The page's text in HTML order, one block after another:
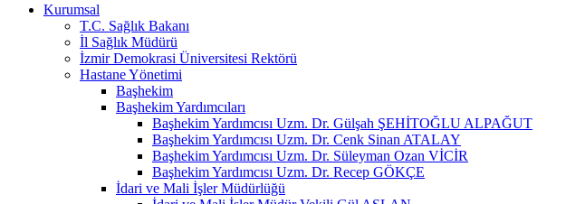
Kurumsal
T.C. Sağlık Bakanı
İl Sağlık Müdürü
İzmir Demokrasi Üniversitesi Rektörü
Hastane Yönetimi
Başhekim
Başhekim Yardımcıları
Başhekim Yardımcısı Uzm. Dr. Gülşah ŞEHİTOĞLU ALPAĞUT
Başhekim Yardımcısı Uzm. Dr. Cenk Sinan ATALAY
Başhekim Yardımcısı Uzm. Dr. Süleyman Ozan VİCİR
Başhekim Yardımcısı Uzm. Dr. Recep GÖKÇE
İdari ve Mali İşler Müdürlüğü